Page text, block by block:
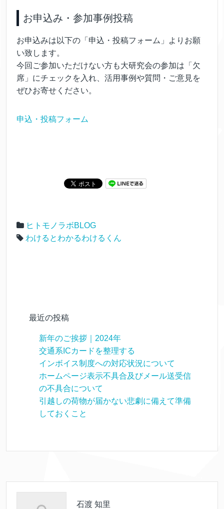
お申込み・参加事例投稿
お申込みは以下の「申込・投稿フォーム」よりお願
い致します。
今回ご参加いただけない方も大研究会の参加は「欠
席」にチェックを入れ、活用事例や質問・ご意見を
ぜひお寄せください。
申込・投稿フォーム
ヒトモノラボBLOG
わけるとわかるわけるくん
最近の投稿
新年のご挨拶｜2024年
交通系ICカードを整理する
インボイス制度への対応状況について
ホームページ表示不具合及びメール送受信
の不具合について
引越しの荷物が届かない悲劇に備えて準備
しておくこと
石渡 知里